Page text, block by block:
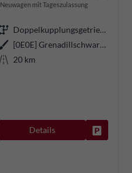
Neuwagen mit Tageszulassung
Doppelkupplungsgetriebe (DSG)
[0E0E] Grenadillschwarz Metallic
20 km
Details